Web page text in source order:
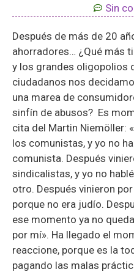
Sin
Después de más de 20
ahorradores… ¿Qué más
y los grandes oligopolios
ciudadanos nos
una marea de
sinfín de abusos? Es
cita del Martin Niemöller:
los comunistas, y yo no
comunista. Después
sindicalistas, y yo no
otro. Después vinieron
porque no era judío.
ese momento ya no
por mí». Ha llegado el
reaccione, porque es la
pagando las malas